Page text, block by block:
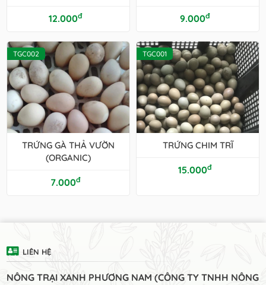
12.000đ 9.000đ
TGC002
TRỨNG GÀ THẢ VƯỜN
(ORGANIC)
7.000đ
TGC001
TRỨNG CHIM TRĨ
15.000đ
LIÊN HỆ
NÔNG TRẠI XANH PHƯƠNG NAM (CÔNG TY TNHH NÔNG